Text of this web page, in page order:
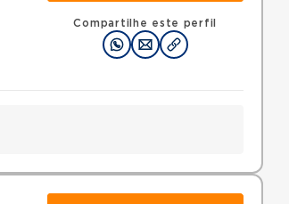
Compartilhe este perfil